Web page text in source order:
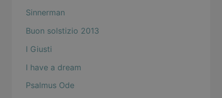
Sinnerman
Buon solstizio 2013
I Giusti
I have a dream
Psalmus Ode